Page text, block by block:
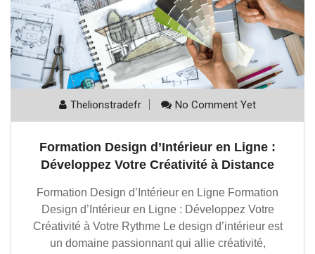
Thelionstradefr No Comment Yet
Formation Design d’Intérieur en Ligne :
Développez Votre Créativité à Distance
Formation Design d’Intérieur en Ligne Formation
Design d’Intérieur en Ligne : Développez Votre
Créativité à Votre Rythme Le design d’intérieur est
un domaine passionnant qui allie créativité,